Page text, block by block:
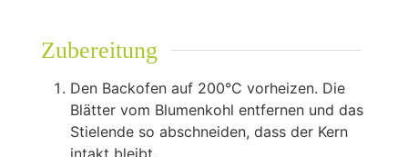
Zubereitung
Den Backofen auf 200°C vorheizen. Die
Blätter vom Blumenkohl entfernen und das
Stielende so abschneiden, dass der Kern
intakt bleibt.